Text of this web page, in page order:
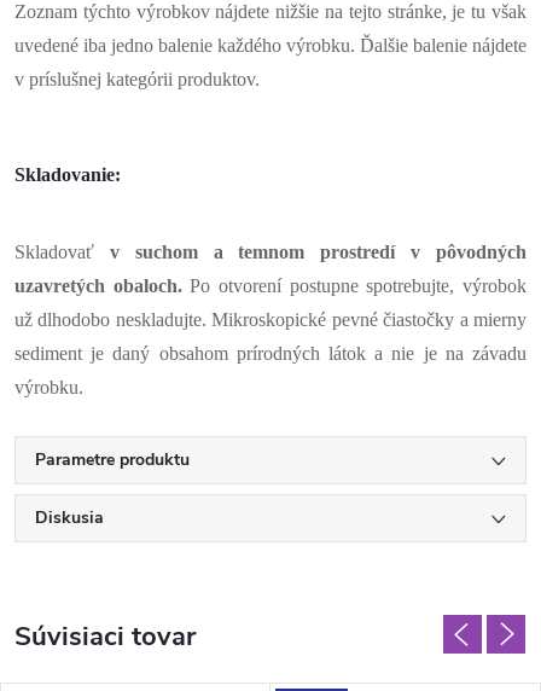
Zoznam týchto výrobkov nájdete nižšie na tejto stránke, je tu však
uvedené iba jedno balenie každého výrobku. Ďalšie balenie nájdete
v príslušnej kategórii produktov.
Skladovanie:
Skladovať v suchom a temnom prostredí v pôvodných
uzavretých obaloch.Po otvorení postupne spotrebujte, výrobok
už dlhodobo neskladujte. Mikroskopické pevné čiastočky a mierny
sediment je daný obsahom prírodných látok a nie je na závadu
výrobku.
Parametre produktu
Diskusia
Súvisiaci tovar